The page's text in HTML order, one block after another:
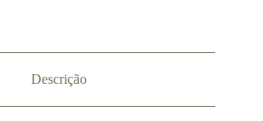
Descrição